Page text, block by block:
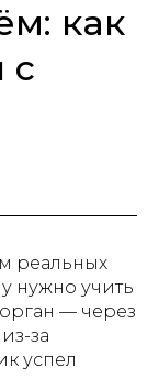
как
с
реальных
нужно учить
— через
за
успел